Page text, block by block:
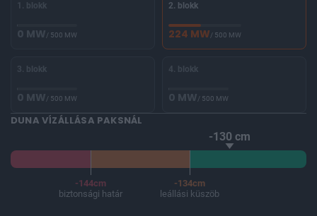
1. blokk
0 MW/ 500 MW
2. blokk
224 MW/ 500 MW
3. blokk
0 MW/ 500 MW
4. blokk
0 MW/ 500 MW
DUNA VÍZÁLLÁSA PAKSNÁL
-130 cm
-144cm
biztonsági határ
-134cm
leállási küszöb